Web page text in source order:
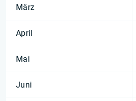
März
April
Mai
Juni